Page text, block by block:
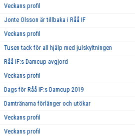
Veckans profil
Jonte Olsson är tillbaka i Råå IF
Veckans profil
Tusen tack för all hjälp med julskyltningen
Råå IF:s Damcup avgjord
Veckans profil
Dags för Råå IF:s Damcup 2019
Damtränarna förlänger och utökar
Veckans profil
Veckans profil